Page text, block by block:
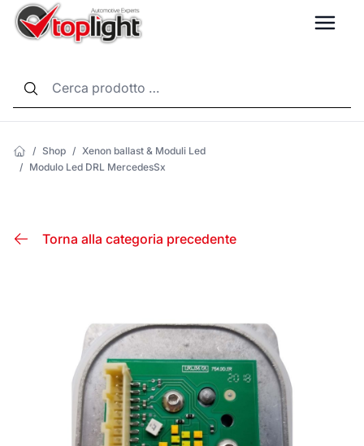
/ Shop / Xenon ballast & Moduli Led
/ Modulo Led DRL MercedesSx
Torna alla categoria precedente